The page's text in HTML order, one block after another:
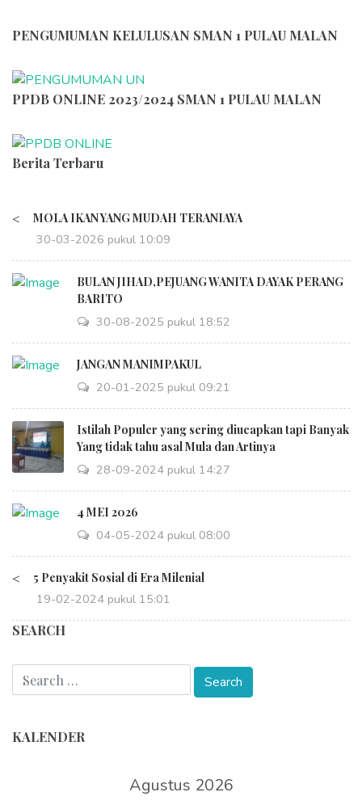
PENGUMUMAN KELULUSAN SMAN 1 PULAU MALAN
PPDB ONLINE 2023/2024 SMAN 1 PULAU MALAN
Berita Terbaru
< MOLA IKAN YANG MUDAH TERANIAYA
30-03-2026 pukul 10:09
BULAN JIHAD,PEJUANG WANITA DAYAK PERANG
BARITO
30-08-2025 pukul 18:52
JANGAN MANIMPAKUL
20-01-2025 pukul 09:21
Istilah Populer yang sering diucapkan tapi Banyak
Yang tidak tahu asal Mula dan Artinya
28-09-2024 pukul 14:27
4 MEI 2026
04-05-2024 pukul 08:00
< 5 Penyakit Sosial di Era Milenial
19-02-2024 pukul 15:01
SEARCH
KALENDER
Agustus 2026